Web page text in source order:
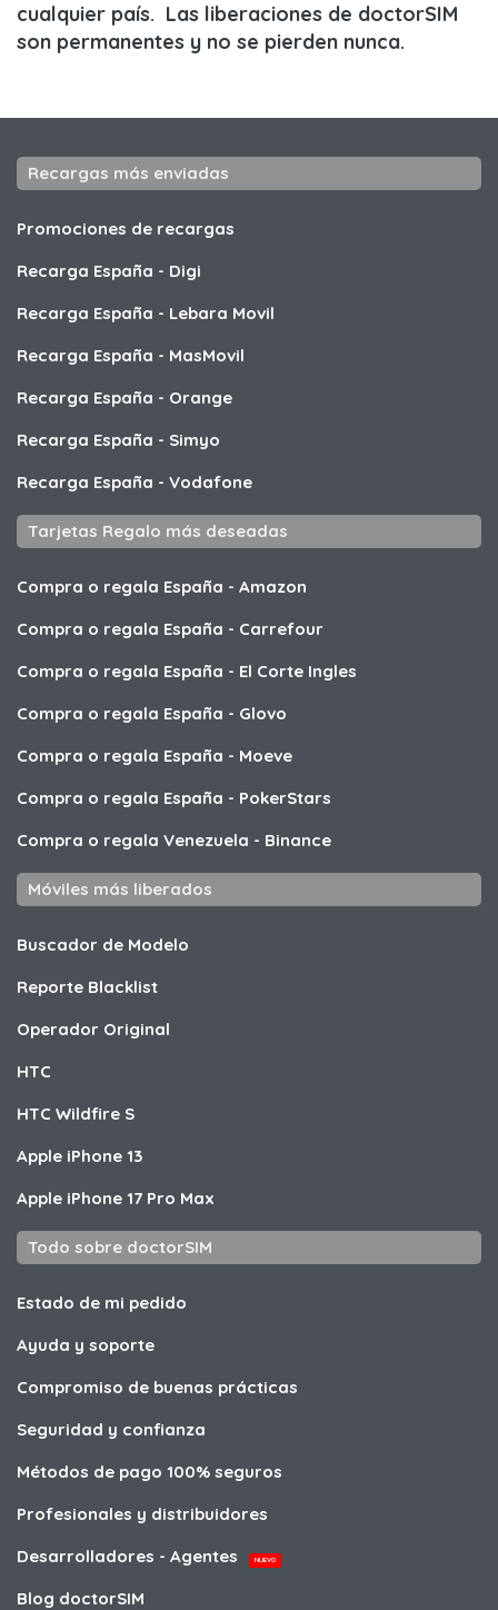
cualquier país. Las liberaciones de doctorSIM
son permanentes y no se pierden nunca.
Recargas más enviadas
Promociones de recargas
Recarga España - Digi
Recarga España - Lebara Movil
Recarga España - MasMovil
Recarga España - Orange
Recarga España - Simyo
Recarga España - Vodafone
Tarjetas Regalo más deseadas
Compra o regala España - Amazon
Compra o regala España - Carrefour
Compra o regala España - El Corte Ingles
Compra o regala España - Glovo
Compra o regala España - Moeve
Compra o regala España - PokerStars
Compra o regala Venezuela - Binance
Móviles más liberados
Buscador de Modelo
Reporte Blacklist
Operador Original
HTC
HTC Wildfire S
Apple iPhone 13
Apple iPhone 17 Pro Max
Todo sobre doctorSIM
Estado de mi pedido
Ayuda y soporte
Compromiso de buenas prácticas
Seguridad y confianza
Métodos de pago 100% seguros
Profesionales y distribuidores
Desarrolladores - Agentes
NUEVO
Blog doctorSIM